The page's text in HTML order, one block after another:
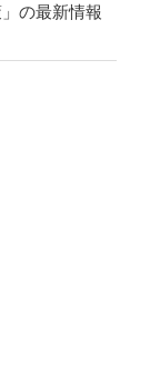
の最新情報